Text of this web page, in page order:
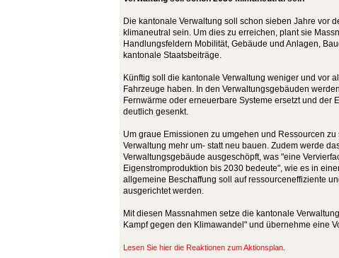
Die kantonale Verwaltung soll schon sieben Jahre vor
klimaneutral sein. Um dies zu erreichen, plant sie
Handlungsfeldern Mobilität, Gebäude und Anlagen,
kantonale Staatsbeiträge.
Künftig soll die kantonale Verwaltung weniger und vor
Fahrzeuge haben. In den Verwaltungsgebäuden
Fernwärme oder erneuerbare Systeme ersetzt und der
deutlich gesenkt.
Um graue Emissionen zu umgehen und Ressourcen zu
Verwaltung mehr um- statt neu bauen. Zudem werde
Verwaltungsgebäude ausgeschöpft, was "eine
Eigenstromproduktion bis 2030 bedeute", wie es in
allgemeine Beschaffung soll auf ressourceneffiziente
ausgerichtet werden.
Mit diesen Massnahmen setze die kantonale
Kampf gegen den Klimawandel" und übernehme eine
Lesen Sie hier die Reaktionen zum Aktionsplan.